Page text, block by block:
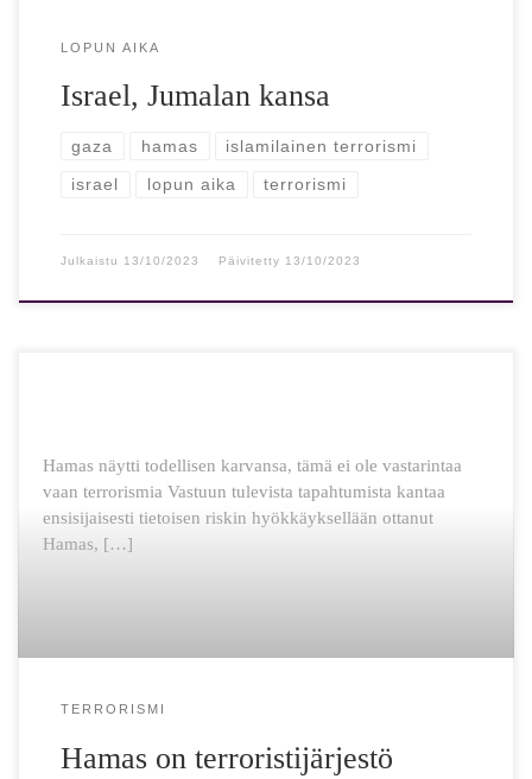
LOPUN AIKA
Israel, Jumalan kansa
gaza hamas islamilainen terrorismi
israel lopun aika terrorismi
Julkaistu 13/10/2023 Päivitetty 13/10/2023
Hamas näytti todellisen karvansa, tämä ei ole vastarintaa
vaan terrorismia Vastuun tulevista tapahtumista kantaa
ensisijaisesti tietoisen riskin hyökkäyksellään ottanut
Hamas, […]
TERRORISMI
Hamas on terroristijärjestö